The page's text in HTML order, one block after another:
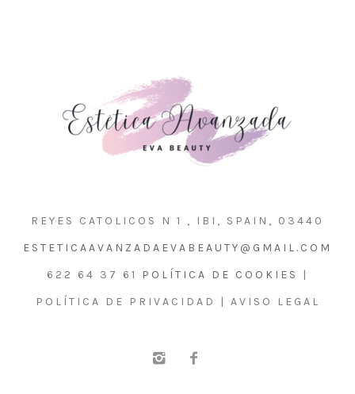
REYES CATOLICOS N 1 , IBI, SPAIN, 03440
ESTETICAAVANZADAEVABEAUTY@GMAIL.COM
622 64 37 61
POLÍTICA DE COOKIES
|
POLÍTICA DE PRIVACIDAD | AVISO LEGAL